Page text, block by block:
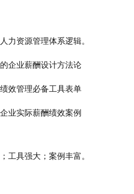
资源管理体系逻辑。
业薪酬设计方法论
管理必备工具表单
实际薪酬绩效案例
具强大；案例丰富。